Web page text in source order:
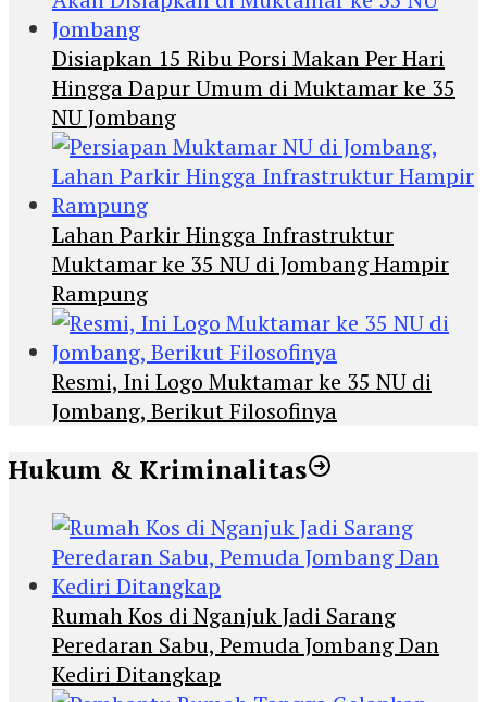
Disiapkan 15 Ribu Porsi Makan Per Hari
Hingga Dapur Umum di Muktamar ke 35
NU Jombang
Lahan Parkir Hingga Infrastruktur
Muktamar ke 35 NU di Jombang Hampir
Rampung
Resmi, Ini Logo Muktamar ke 35 NU di
Jombang, Berikut Filosofinya
Hukum & Kriminalitas
Rumah Kos di Nganjuk Jadi Sarang
Peredaran Sabu, Pemuda Jombang Dan
Kediri Ditangkap